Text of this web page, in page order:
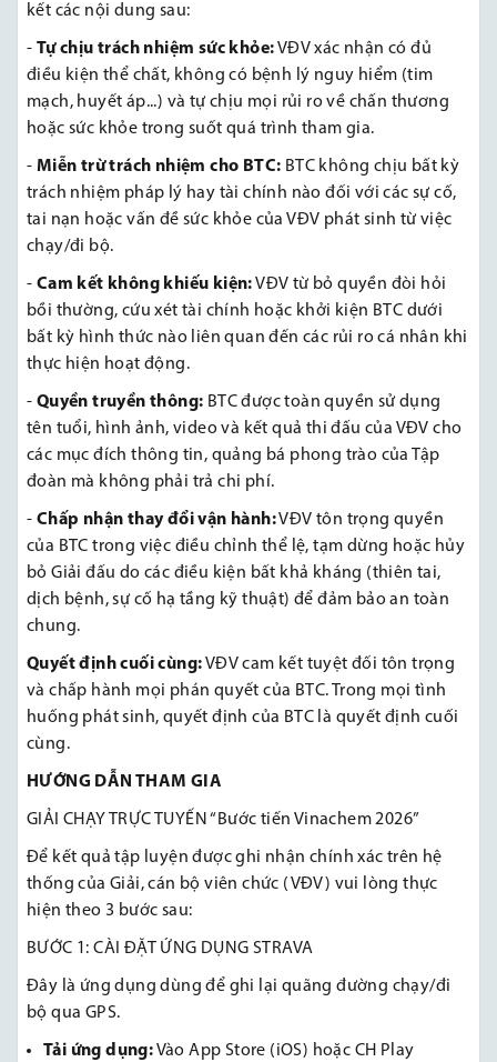
kết các nội dung sau:
- Tự chịu trách nhiệm sức khỏe:VĐV xác nhận có đủ
điều kiện thể chất, không có bệnh lý nguy hiểm (tim
mạch, huyết áp...) và tự chịu mọi rủi ro về chấn thương
hoặc sức khỏe trong suốt quá trình tham gia.
- Miễn trừ trách nhiệm cho BTC: BTC không chịu bất kỳ
trách nhiệm pháp lý hay tài chính nào đối với các sự cố,
tai nạn hoặc vấn đề sức khỏe của VĐV phát sinh từ việc
chạy/đi bộ.
- Cam kết không khiếu kiện:VĐV từ bỏ quyền đòi hỏi
bồi thường, cứu xét tài chính hoặc khởi kiện BTC dưới
bất kỳ hình thức nào liên quan đến các rủi ro cá nhân khi
thực hiện hoạt động.
- Quyền truyền thông: BTC được toàn quyền sử dụng
tên tuổi, hình ảnh, video và kết quả thi đấu của VĐV cho
các mục đích thông tin, quảng bá phong trào của Tập
đoàn mà không phải trả chi phí.
- Chấp nhận thay đổi vận hành:VĐV tôn trọng quyền
của BTC trong việc điều chỉnh thể lệ, tạm dừng hoặc hủy
bỏ Giải đấu do các điều kiện bất khả kháng (thiên tai,
dịch bệnh, sự cố hạ tầng kỹ thuật) để đảm bảo an toàn
chung.
Quyết định cuối cùng:VĐV cam kết tuyệt đối tôn trọng
và chấp hành mọi phán quyết của BTC. Trong mọi tình
huống phát sinh, quyết định của BTC là quyết định cuối
cùng.
HƯỚNG DẪN THAM GIA
GIẢI CHẠY TRỰC TUYẾN “Bước tiến Vinachem 2026”
Để kết quả tập luyện được ghi nhận chính xác trên hệ
thống của Giải, cán bộ viên chức (VĐV) vui lòng thực
hiện theo 3 bước sau:
BƯỚC 1: CÀI ĐẶT ỨNG DỤNG STRAVA
Đây là ứng dụng dùng để ghi lại quãng đường chạy/đi
bộ qua GPS.
Tải ứng dụng:Vào App Store (iOS) hoặc CH Play